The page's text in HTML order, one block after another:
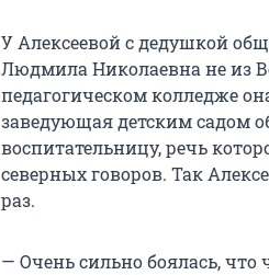
У Алексеевой с дедушкой
Людмила Николаевна не из
педагогическом колледже
заведующая детским садом
воспитательницу, речь
северных говоров. Так
раз.
— Очень сильно боялась, что